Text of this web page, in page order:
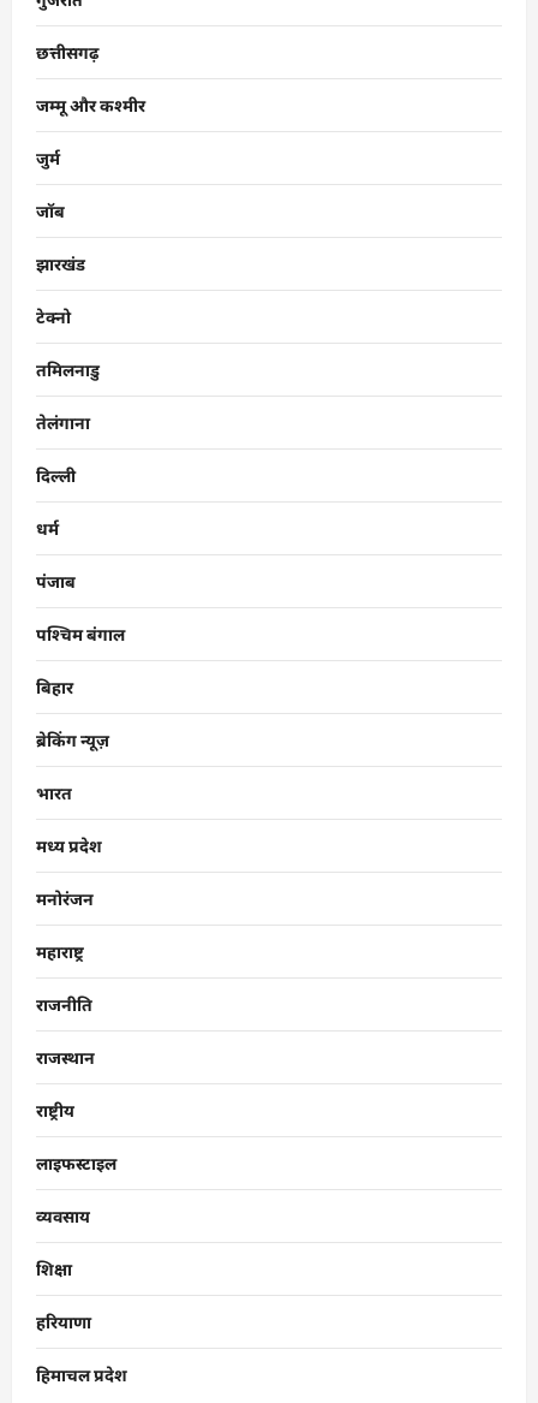
छत्तीसगढ़
जम्मू और कश्मीर
जुर्म
जॉब
झारखंड
टेक्नो
तमिलनाडु
तेलंगाना
दिल्ली
धर्म
पंजाब
पश्चिम बंगाल
बिहार
ब्रेकिंग न्यूज़
भारत
मध्य प्रदेश
मनोरंजन
महाराष्ट्र
राजनीति
राजस्थान
राष्ट्रीय
लाइफस्टाइल
व्यवसाय
शिक्षा
हरियाणा
हिमाचल प्रदेश